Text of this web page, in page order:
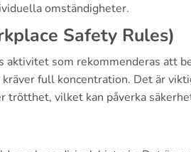
omständigheter.
Safety Rules)
aktivitet som rekommenderas att
full koncentration. Det är
trötthet, vilket kan påverka